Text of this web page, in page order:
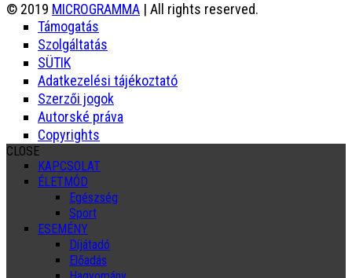
© 2019 MICROGRAMMA | All rights reserved.
Támogatás
Szolgáltatás
SÜTIK
Adatkezelési tájékoztató
Szerzői jogok
Autorské práva
Copyrights
CLOSE
KAPCSOLAT
ÉLETMÓD
Egészség
Sport
ESEMÉNY
Díjátadó
Előadás